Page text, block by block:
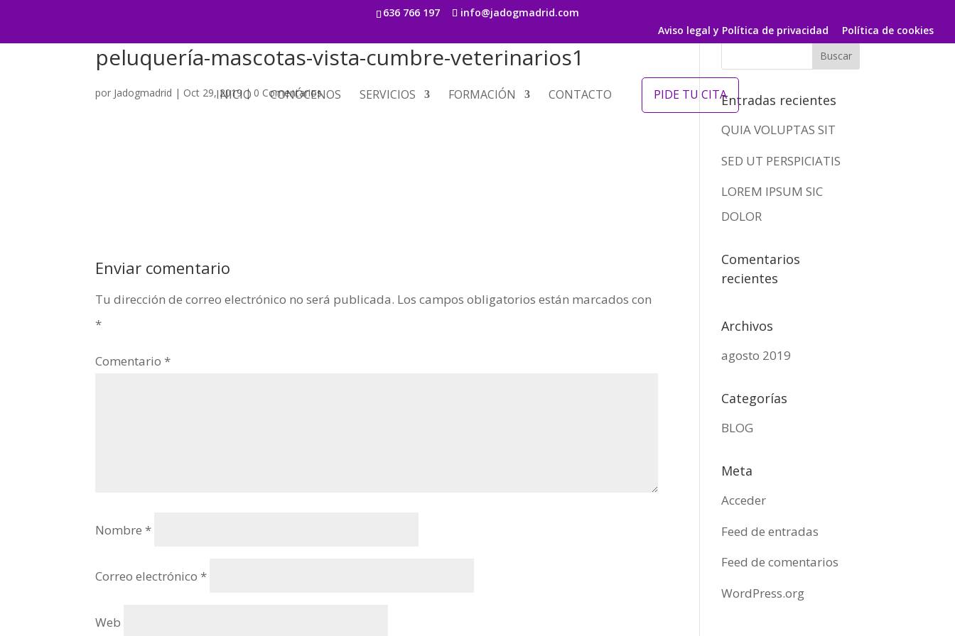
636 766 197
info@jadogmadrid.com
Aviso legal y Política de privacidad
Política de cookies
INICIO CONÓCENOS SERVICIOS FORMACIÓN CONTACTO PIDE TU CITA
peluquería-mascotas-vista-cumbre-veterinarios1
por Jadogmadrid | Oct 29, 2019| 0 Comentarios
Enviar comentario
Tu dirección de correo electrónico no será publicada. Los campos obligatorios están marcados con
*
Comentario *
Nombre *
Correo electrónico *
Web
Entradas recientes
QUIA VOLUPTAS SIT
SED UT PERSPICIATIS
LOREM IPSUM SIC
DOLOR
Comentarios
recientes
Archivos
agosto 2019
Categorías
BLOG
Meta
Acceder
Feed de entradas
Feed de comentarios
WordPress.org